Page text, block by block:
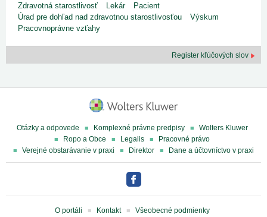
Zdravotná starostlivosť
Lekár
Pacient
Úrad pre dohľad nad zdravotnou starostlivosťou
Výskum
Pracovnoprávne vzťahy
Register kľúčových slov
Otázky a odpovede Komplexné právne predpisy
Wolters Kluwer
Ropo a Obce
Legalis
Pracovné právo
Verejné obstarávanie v praxi
Direktor Dane a účtovníctvo v praxi
O portáli Kontakt Všeobecné podmienky